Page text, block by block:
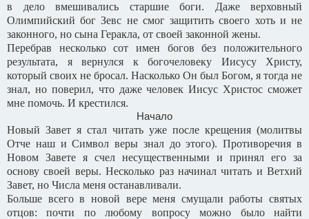
в дело вмешивались старшие боги. Даже верховный
Олимпийский бог Зевс не смог защитить своего хоть и не
законного, но сына Геракла, от своей законной жены.
Перебрав несколько сот имен богов без положительного
результата, я вернулся к богочеловеку Иисусу Христу,
который своих не бросал. Насколько Он был Богом, я тогда не
знал, но поверил, что даже человек Иисус Христос сможет
мне помочь. И крестился.
Начало
Новый Завет я стал читать уже после крещения (молитвы
Отче наш и Символ веры знал до этого). Противоречия в
Новом Завете я счел несущественными и принял его за
основу своей веры. Несколько раз начинал читать и Ветхий
Завет, но Числа меня останавливали.
Больше всего в новой вере меня смущали работы святых
отцов: почти по любому вопросу можно было найти